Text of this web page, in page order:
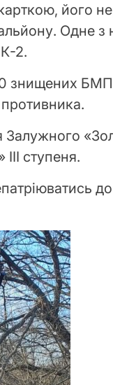
його
Одне з
2.
знищених БМП
противника.
Залужного
ступеня.